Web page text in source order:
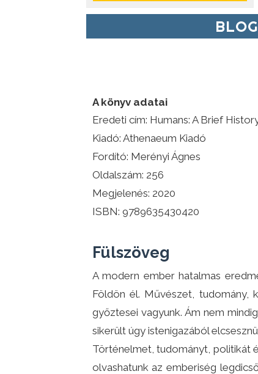
A könyv adatai
Eredeti cím: Humans: A Brief
Kiadó: Athenaeum Kiadó
Fordító: Merényi Ágnes
Oldalszám: 256
Megjelenés: 2020
ISBN: 9789635430420
Fülszöveg
A ​modern ember hatalmas
Földön él. Művészet, tudomány,
győztesei vagyunk. Ám nem
sikerült úgy istenigazából
Történelmet, tudományt, politikát
olvashatunk az emberiség